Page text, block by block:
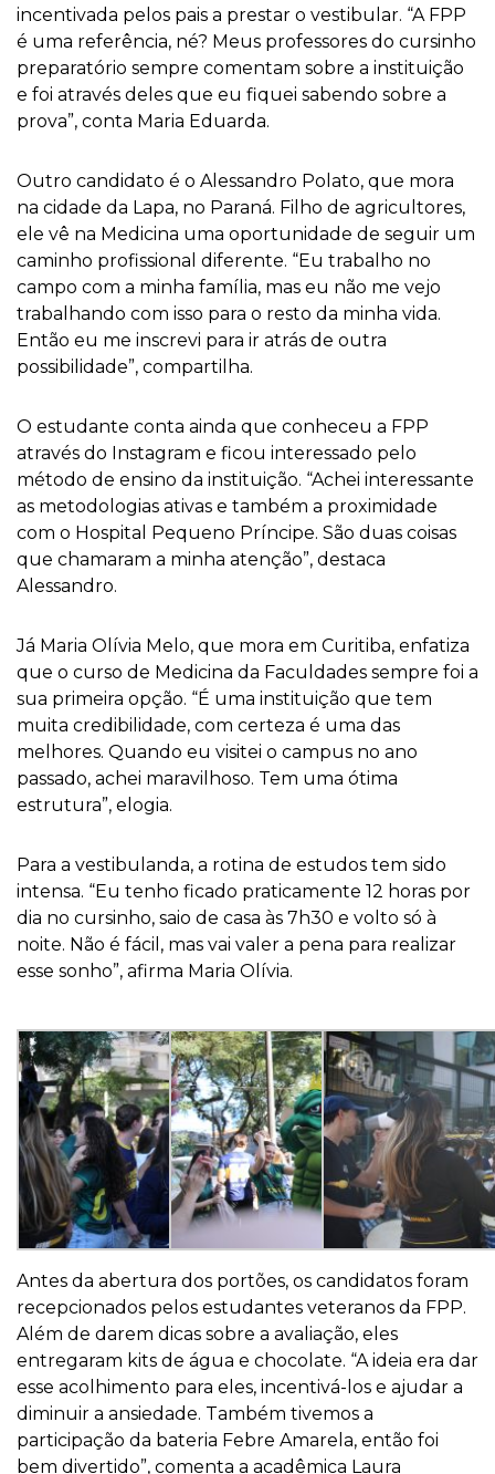
incentivada pelos pais a prestar o vestibular. “A FPP
é uma referência, né? Meus professores do cursinho
preparatório sempre comentam sobre a instituição
e foi através deles que eu fiquei sabendo sobre a
prova”, conta Maria Eduarda.
Outro candidato é o Alessandro Polato, que mora
na cidade da Lapa, no Paraná. Filho de agricultores,
ele vê na Medicina uma oportunidade de seguir um
caminho profissional diferente. “Eu trabalho no
campo com a minha família, mas eu não me vejo
trabalhando com isso para o resto da minha vida.
Então eu me inscrevi para ir atrás de outra
possibilidade”, compartilha.
O estudante conta ainda que conheceu a FPP
através do Instagram e ficou interessado pelo
método de ensino da instituição. “Achei interessante
as metodologias ativas e também a proximidade
com o Hospital Pequeno Príncipe. São duas coisas
que chamaram a minha atenção”, destaca
Alessandro.
Já Maria Olívia Melo, que mora em Curitiba, enfatiza
que o curso de Medicina da Faculdades sempre foi a
sua primeira opção. “É uma instituição que tem
muita credibilidade, com certeza é uma das
melhores. Quando eu visitei o campus no ano
passado, achei maravilhoso. Tem uma ótima
estrutura”, elogia.
Para a vestibulanda, a rotina de estudos tem sido
intensa. “Eu tenho ficado praticamente 12 horas por
dia no cursinho, saio de casa às 7h30 e volto só à
noite. Não é fácil, mas vai valer a pena para realizar
esse sonho”, afirma Maria Olívia.
Antes da abertura dos portões, os candidatos foram
recepcionados pelos estudantes veteranos da FPP.
Além de darem dicas sobre a avaliação, eles
entregaram kits de água e chocolate. “A ideia era dar
esse acolhimento para eles, incentivá-los e ajudar a
diminuir a ansiedade. Também tivemos a
participação da bateria Febre Amarela, então foi
bem divertido”, comenta a acadêmica Laura